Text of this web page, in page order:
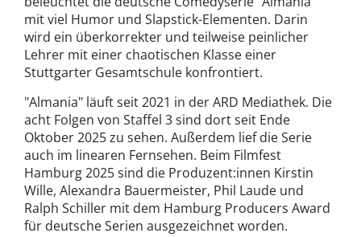
mit viel Humor und Slapstick-Elementen. Darin
wird ein überkorrekter und teilweise peinlicher
Lehrer mit einer chaotischen Klasse einer
Stuttgarter Gesamtschule konfrontiert.
"Almania" läuft seit 2021 in der ARD Mediathek. Die
acht Folgen von Staffel 3 sind dort seit Ende
Oktober 2025 zu sehen. Außerdem lief die Serie
auch im linearen Fernsehen. Beim Filmfest
Hamburg 2025 sind die Produzent:innen Kirstin
Wille, Alexandra Bauermeister, Phil Laude und
Ralph Schiller mit dem Hamburg Producers Award
für deutsche Serien ausgezeichnet worden.